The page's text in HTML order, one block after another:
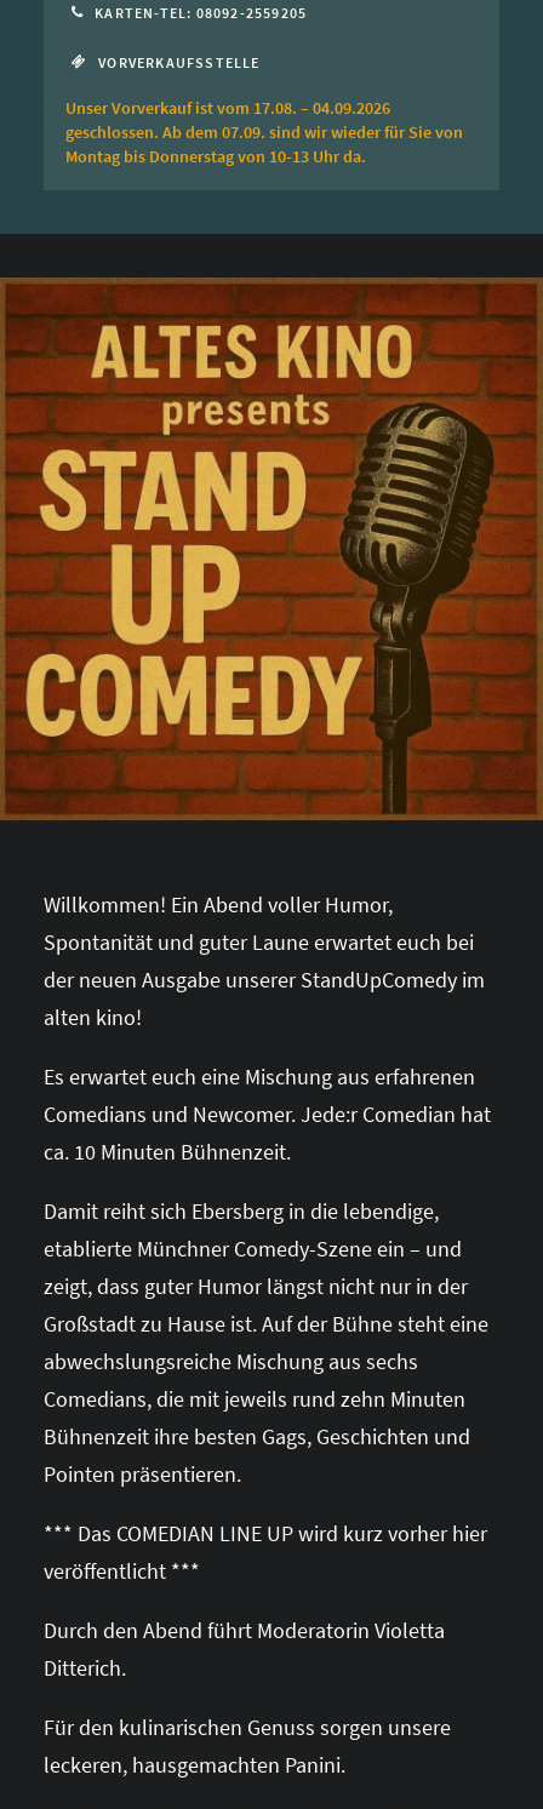
Willkommen! Ein Abend voller Humor,
Spontanität und guter Laune erwartet euch bei
der neuen Ausgabe unserer StandUpComedy im
alten kino!
Es erwartet euch eine Mischung aus erfahrenen
Comedians und Newcomer. Jede:r Comedian hat
ca. 10 Minuten Bühnenzeit.
Damit reiht sich Ebersberg in die lebendige,
etablierte Münchner Comedy-Szene ein – und
zeigt, dass guter Humor längst nicht nur in der
Großstadt zu Hause ist. Auf der Bühne steht eine
abwechslungsreiche Mischung aus sechs
Comedians, die mit jeweils rund zehn Minuten
Bühnenzeit ihre besten Gags, Geschichten und
Pointen präsentieren.
*** Das COMEDIAN LINE UP wird kurz vorher hier
veröffentlicht ***
Durch den Abend führt Moderatorin Violetta
Ditterich.
Für den kulinarischen Genuss sorgen unsere
leckeren, hausgemachten Panini.
KARTEN-TEL: 08092-2559205
VORVERKAUFSSTELLE
Unser Vorverkauf ist vom 17.08. – 04.09.2026
geschlossen. Ab dem 07.09. sind wir wieder für Sie von
Montag bis Donnerstag von 10-13 Uhr da.